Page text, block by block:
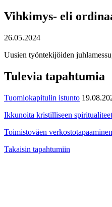
Vihkimys- eli
26.05.2024
Uusien työntekijöiden
Tulevia tapahtumia
Tuomiokapitulin istunto
Ikkunoita kristilliseen
Toimistoväen verkostotapaaminen
Takaisin tapahtumiin